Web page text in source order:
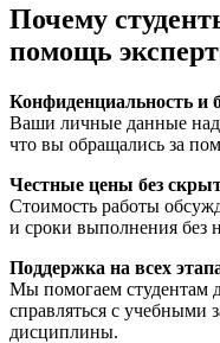
Почему
помощь
Конфиденциальность и
Ваши личные данные
что вы обращались за
Честные цены без
Стоимость работы
и сроки выполнения без
Поддержка на всех
Мы помогаем студентам
справляться с учебными
дисциплины.